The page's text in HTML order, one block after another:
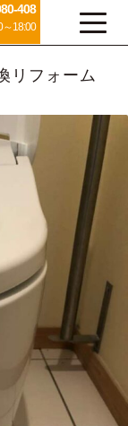
408
18:00
フォーム